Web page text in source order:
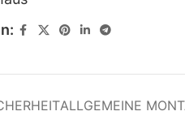
ALLGEMEINE